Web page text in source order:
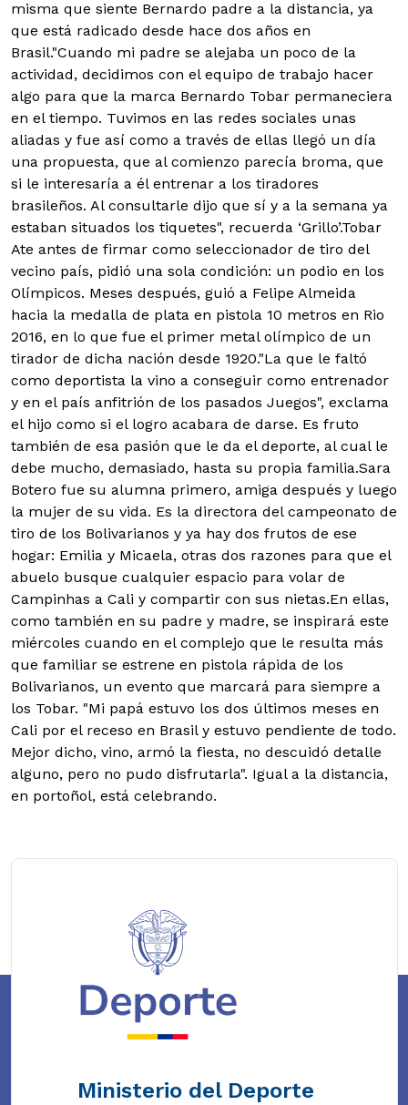
misma que siente Bernardo padre a la distancia, ya
que está radicado desde hace dos años en
Brasil."Cuando mi padre se alejaba un poco de la
actividad, decidimos con el equipo de trabajo hacer
algo para que la marca Bernardo Tobar permaneciera
en el tiempo. Tuvimos en las redes sociales unas
aliadas y fue así como a través de ellas llegó un día
una propuesta, que al comienzo parecía broma, que
si le interesaría a él entrenar a los tiradores
brasileños. Al consultarle dijo que sí y a la semana ya
estaban situados los tiquetes", recuerda ‘Grillo’.Tobar
Ate antes de firmar como seleccionador de tiro del
vecino país, pidió una sola condición: un podio en los
Olímpicos. Meses después, guió a Felipe Almeida
hacia la medalla de plata en pistola 10 metros en Rio
2016, en lo que fue el primer metal olímpico de un
tirador de dicha nación desde 1920."La que le faltó
como deportista la vino a conseguir como entrenador
y en el país anfitrión de los pasados Juegos", exclama
el hijo como si el logro acabara de darse. Es fruto
también de esa pasión que le da el deporte, al cual le
debe mucho, demasiado, hasta su propia familia.Sara
Botero fue su alumna primero, amiga después y luego
la mujer de su vida. Es la directora del campeonato de
tiro de los Bolivarianos y ya hay dos frutos de ese
hogar: Emilia y Micaela, otras dos razones para que el
abuelo busque cualquier espacio para volar de
Campinhas a Cali y compartir con sus nietas.En ellas,
como también en su padre y madre, se inspirará este
miércoles cuando en el complejo que le resulta más
que familiar se estrene en pistola rápida de los
Bolivarianos, un evento que marcará para siempre a
los Tobar. "Mi papá estuvo los dos últimos meses en
Cali por el receso en Brasil y estuvo pendiente de todo.
Mejor dicho, vino, armó la fiesta, no descuidó detalle
alguno, pero no pudo disfrutarla". Igual a la distancia,
en portoñol, está celebrando.
Ministerio del Deporte